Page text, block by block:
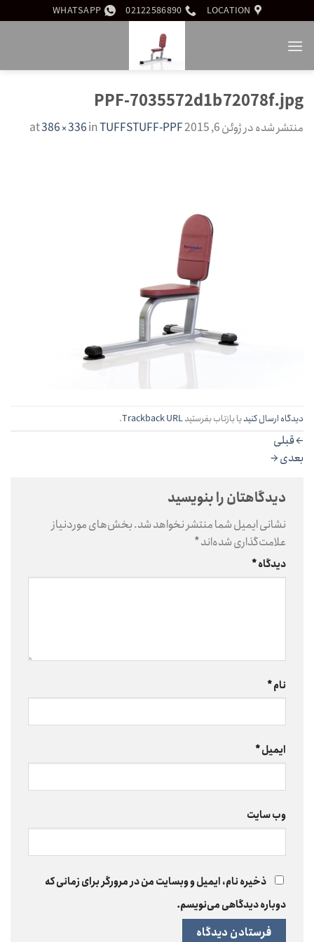
to
content
LOCATION
02122586890
WHATSAPP
PPF-7035572d1b72078f.jpg
منتشر شده درژوئن 6, 2015 386 × 336inTUFFSTUFF-PPF
دیدگاه ارسال کنیدیا بازتاب بفرستیدTrackback URL
.
←قبلی
بعدی→
دیدگاهتان را بنویسید
نشانی ایمیل شما منتشر نخواهد شد.بخش‌های موردنیاز
علامت‌گذاری شده‌اند*
دیدگاه*
نام*
ایمیل*
وب‌ سایت
ذخیره نام، ایمیل و وبسایت من در مرورگر برای زمانی که
دوباره دیدگاهی می‌نویسم.